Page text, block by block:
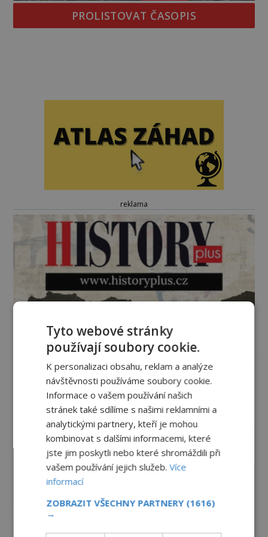
PROLISTOVAT ČASOPIS
reklama
Tyto webové stránky
používají soubory cookie.
K personalizaci obsahu, reklam a analýze
návštěvnosti používáme soubory cookie.
Informace o vašem používání našich
stránek také sdílíme s našimi reklamními a
analytickými partnery, kteří je mohou
kombinovat s dalšími informacemi, které
jste jim poskytli nebo které shromáždili při
vašem používání jejich služeb.Více
informací
ZOBRAZIT VŠECHNY PARTNERY (1616)
→